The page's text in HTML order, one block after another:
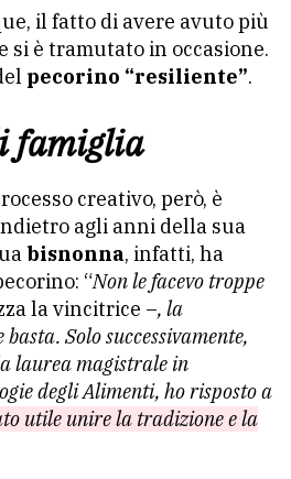
il fatto di avere avuto più
si è tramutato in occasione.
pecorino “resiliente”.
famiglia
creativo, però, è
agli anni della sua
bisnonna, infatti, ha
“Non le facevo troppe
la vincitrice –, la
Solo successivamente,
laurea magistrale in
degli Alimenti, ho risposto a
utile unire la tradizione e la